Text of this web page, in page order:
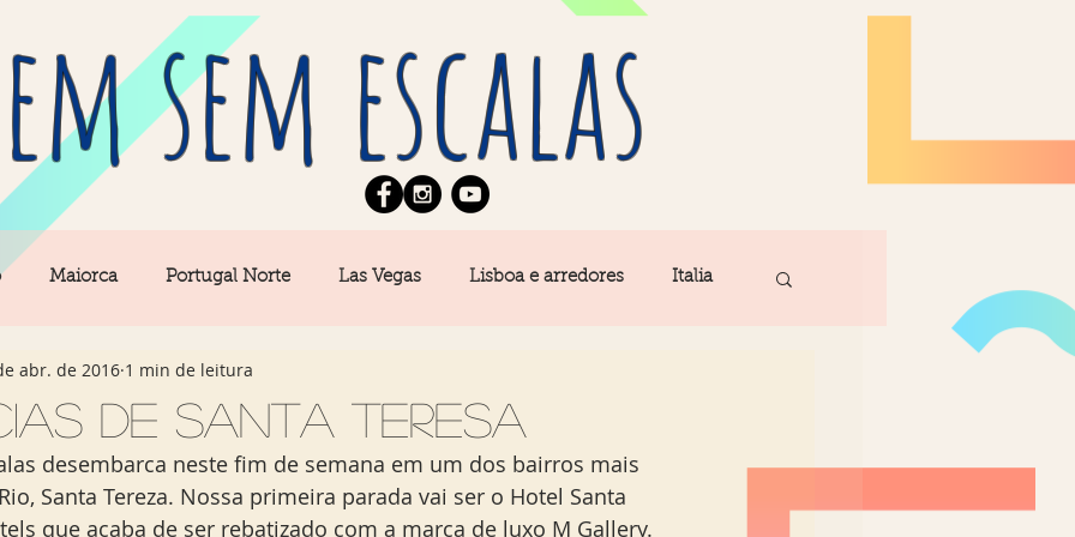
sem escalas
Maiorca Portugal Norte Las Vegas Lisboa e arredores Italia
News Berlim
Açores Amsterdam Buenos Aires Caribe Madeira
de Santa Teresa
abr. de 2016 1 min de leitura
desembarca neste fim de semana em um dos bairros mais
Santa Tereza. Nossa primeira parada vai ser o Hotel Santa
que acaba de ser rebatizado com a marca de luxo M Gallery.